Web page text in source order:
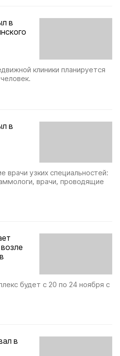
в
клиники планируется
в
врачи узких специальностей:
врачи, проводящие
будет с 20 по 24 ноября с
в